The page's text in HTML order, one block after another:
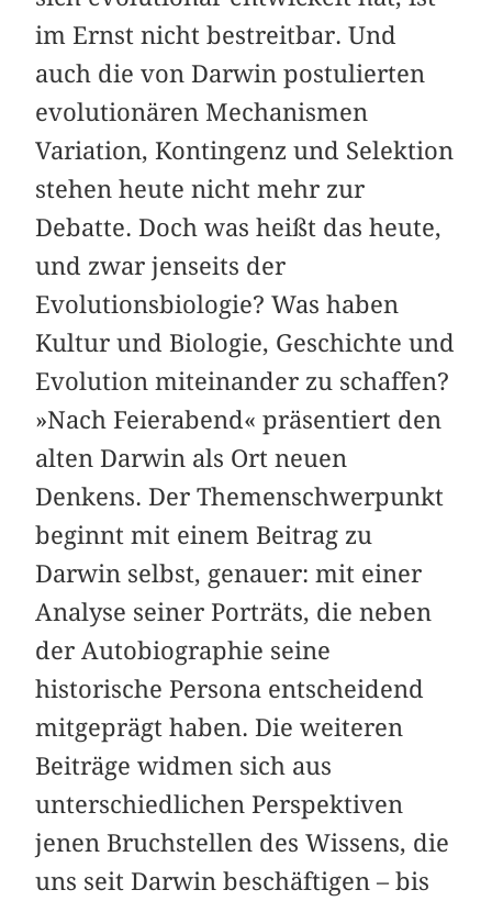
im Ernst nicht bestreitbar. Und
auch die von Darwin postulierten
evolutionären Mechanismen
Variation, Kontingenz und Selektion
stehen heute nicht mehr zur
Debatte. Doch was heißt das heute,
und zwar jenseits der
Evolutionsbiologie? Was haben
Kultur und Biologie, Geschichte und
Evolution miteinander zu schaffen?
»Nach Feierabend« präsentiert den
alten Darwin als Ort neuen
Denkens. Der Themenschwerpunkt
beginnt mit einem Beitrag zu
Darwin selbst, genauer: mit einer
Analyse seiner Porträts, die neben
der Autobiographie seine
historische Persona entscheidend
mitgeprägt haben. Die weiteren
Beiträge widmen sich aus
unterschiedlichen Perspektiven
jenen Bruchstellen des Wissens, die
uns seit Darwin beschäftigen – bis